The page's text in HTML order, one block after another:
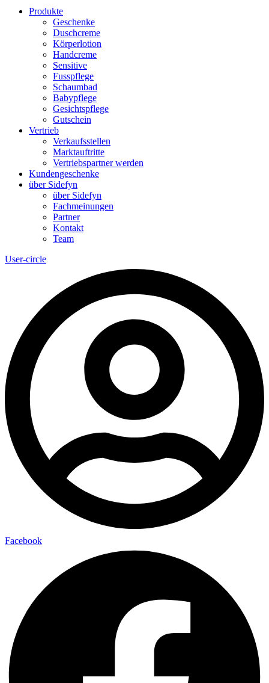
Produkte
Geschenke
Duschcreme
Körperlotion
Handcreme
Sensitive
Fusspflege
Schaumbad
Babypflege
Gesichtspflege
Gutschein
Vertrieb
Verkaufsstellen
Marktauftritte
Vertriebspartner werden
Kundengeschenke
über Sidefyn
über Sidefyn
Fachmeinungen
Partner
Kontakt
Team
User-circle
Facebook